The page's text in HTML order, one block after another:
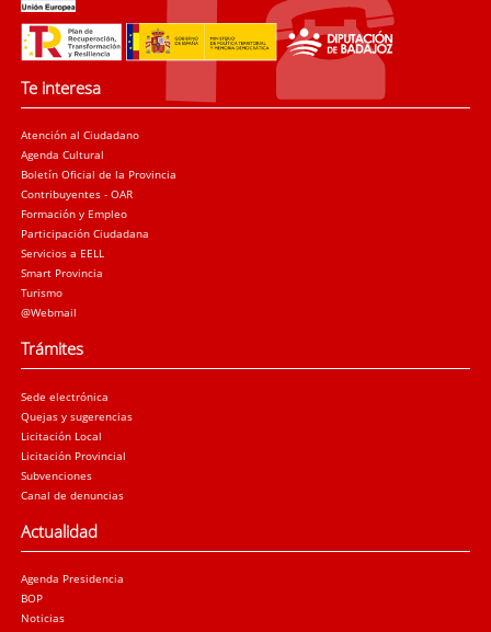
Te interesa
Atención al Ciudadano
Agenda Cultural
Boletín Oficial de la Provincia
Contribuyentes - OAR
Formación y Empleo
Participación Ciudadana
Servicios a EELL
Smart Provincia
Turismo
@Webmail
Trámites
Sede electrónica
Quejas y sugerencias
Licitación Local
Licitación Provincial
Subvenciones
Canal de denuncias
Actualidad
Agenda Presidencia
BOP
Noticias